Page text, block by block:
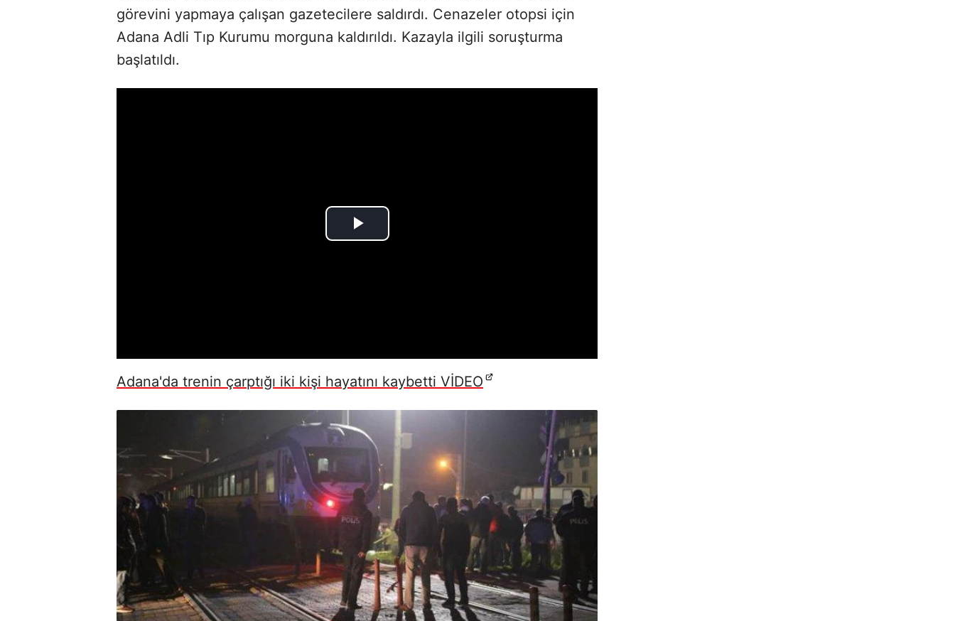
görevini yapmaya çalışan gazetecilere saldırdı. Cenazeler otopsi için
Adana Adli Tıp Kurumu morguna kaldırıldı. Kazayla ilgili soruşturma
başlatıldı.
Adana'da trenin çarptığı iki kişi hayatını kaybetti VİDEO